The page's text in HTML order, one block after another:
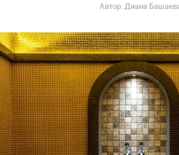
Автор: Диана